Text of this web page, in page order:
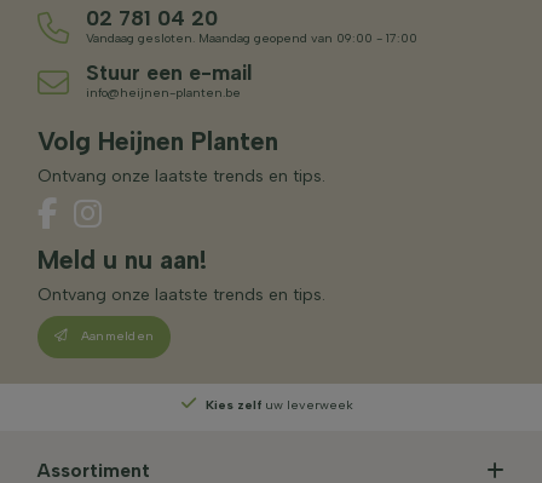
02 781 04 20
Vandaag gesloten. Maandag geopend van 09:00 - 17:00
Stuur een e-mail
info@heijnen-planten.be
Volg Heijnen Planten
Ontvang onze laatste trends en tips.
Meld u nu aan!
Ontvang onze laatste trends en tips.
Aanmelden
Kies zelf uw leverweek
Assortiment